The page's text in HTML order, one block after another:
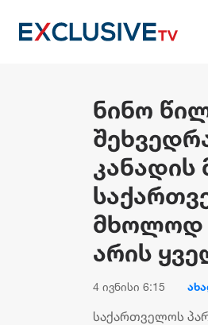
ნინო
კანადის
მხოლოდ
არის
4 ივნისი 6:15
საქართველოს